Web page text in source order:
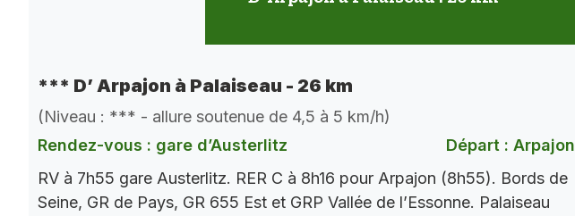
*** D’ Arpajon à Palaiseau - 26 km
(Niveau : *** - allure soutenue de 4,5 à 5 km/h)
Rendez-vous : gare d’Austerlitz
Départ : Arpajon
RV à 7h55 gare Austerlitz. RER C à 8h16 pour Arpajon (8h55). Bords de
Seine, GR de Pays, GR 655 Est et GRP Vallée de l’Essonne. Palaiseau